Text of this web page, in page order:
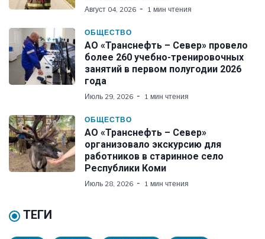
Август 04, 2026 1 мин чтения
ОБЩЕСТВО
АО «Транснефть – Север» провело
более 260 учебно-тренировочных
занятий в первом полугодии 2026
года
Июль 29, 2026 1 мин чтения
ОБЩЕСТВО
АО «Транснефть – Север»
организовало экскурсию для
работников в старинное село
Республики Коми
Июль 28, 2026 1 мин чтения
ТЕГИ